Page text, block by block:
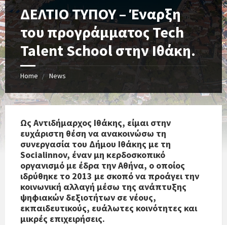
ΔΕΛΤΙΟ ΤΥΠΟΥ – Έναρξη
του προγράμματος Tech
Talent School στην Ιθάκη.
Home News
Ως Αντιδήμαρχος Ιθάκης, είμαι στην
ευχάριστη θέση να ανακοινώσω τη
συνεργασία του Δήμου Ιθάκης με τη
Socialinnov, έναν μη κερδοσκοπικό
οργανισμό με έδρα την Αθήνα, ο οποίος
ιδρύθηκε το 2013 με σκοπό να προάγει την
κοινωνική αλλαγή μέσω της ανάπτυξης
ψηφιακών δεξιοτήτων σε νέους,
εκπαιδευτικούς, ευάλωτες κοινότητες και
μικρές επιχειρήσεις.